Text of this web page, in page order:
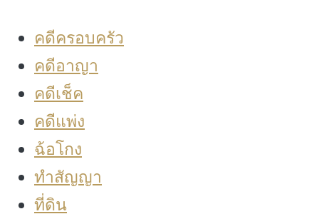
คดีครอบครัว
คดีอาญา
คดีเช็ค
คดีแพ่ง
ฉ้อโกง
ทำสัญญา
ที่ดิน